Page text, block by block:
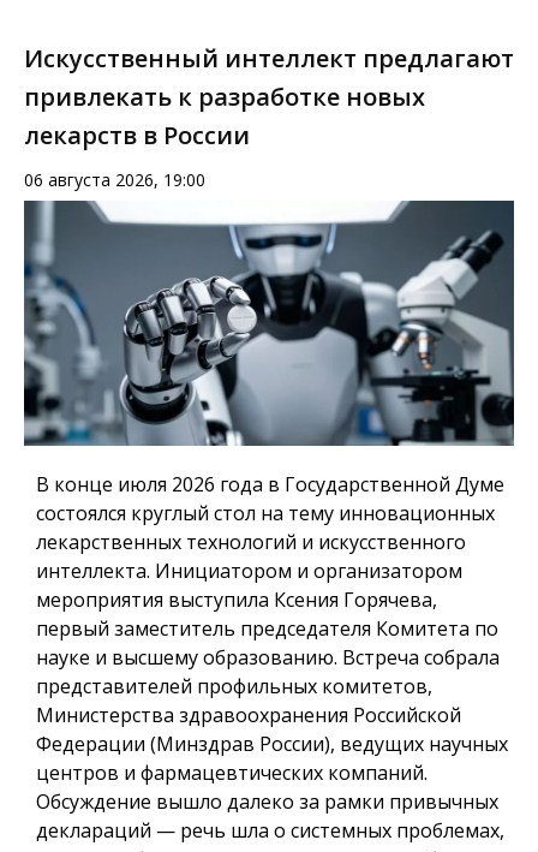
Искусственный интеллект предлагают
привлекать к разработке новых
лекарств в России
06 августа 2026, 19:00
В конце июля 2026 года в Государственной Думе
состоялся круглый стол на тему инновационных
лекарственных технологий и искусственного
интеллекта. Инициатором и организатором
мероприятия выступила Ксения Горячева,
первый заместитель председателя Комитета по
науке и высшему образованию. Встреча собрала
представителей профильных комитетов,
Министерства здравоохранения Российской
Федерации (Минздрав России), ведущих научных
центров и фармацевтических компаний.
Обсуждение вышло далеко за рамки привычных
деклараций — речь шла о системных проблемах,